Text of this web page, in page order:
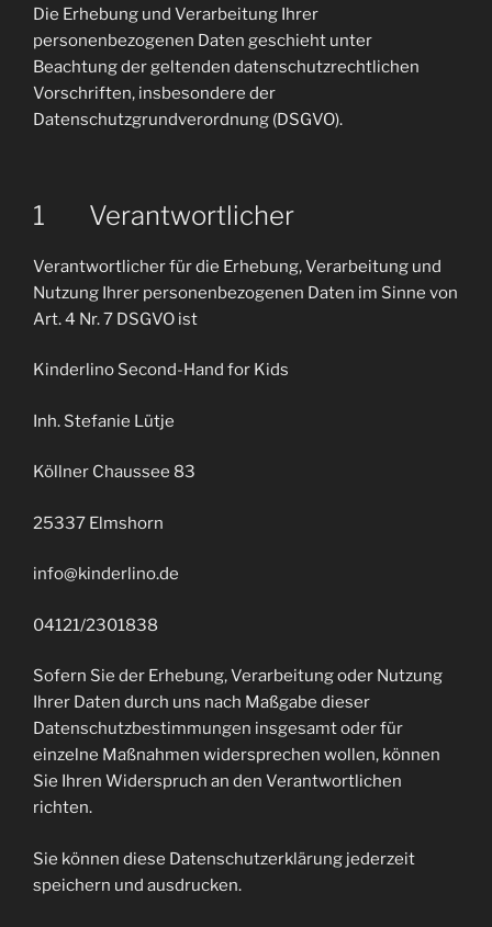
Die Erhebung und Verarbeitung Ihrer
personenbezogenen Daten geschieht unter
Beachtung der geltenden datenschutzrechtlichen
Vorschriften, insbesondere der
Datenschutzgrundverordnung (DSGVO).
1 Verantwortlicher
Verantwortlicher für die Erhebung, Verarbeitung und
Nutzung Ihrer personenbezogenen Daten im Sinne von
Art. 4 Nr. 7 DSGVO ist
Kinderlino Second-Hand for Kids
Inh. Stefanie Lütje
Köllner Chaussee 83
25337 Elmshorn
info@kinderlino.de
04121/2301838
Sofern Sie der Erhebung, Verarbeitung oder Nutzung
Ihrer Daten durch uns nach Maßgabe dieser
Datenschutzbestimmungen insgesamt oder für
einzelne Maßnahmen widersprechen wollen, können
Sie Ihren Widerspruch an den Verantwortlichen
richten.
Sie können diese Datenschutzerklärung jederzeit
speichern und ausdrucken.